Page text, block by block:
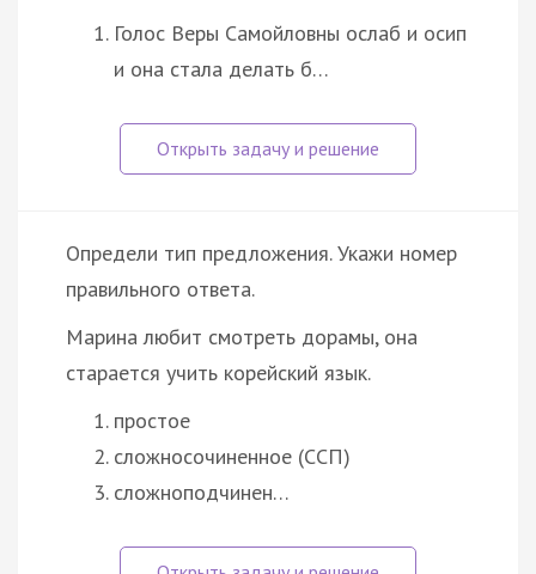
Голос Веры Самойловны ослаб и осип
и она стала делать б…
Определи тип предложения. Укажи номер
правильного ответа.
Марина любит смотреть дорамы, она
старается учить корейский язык.
простое
сложносочиненное (ССП)
сложноподчинен…